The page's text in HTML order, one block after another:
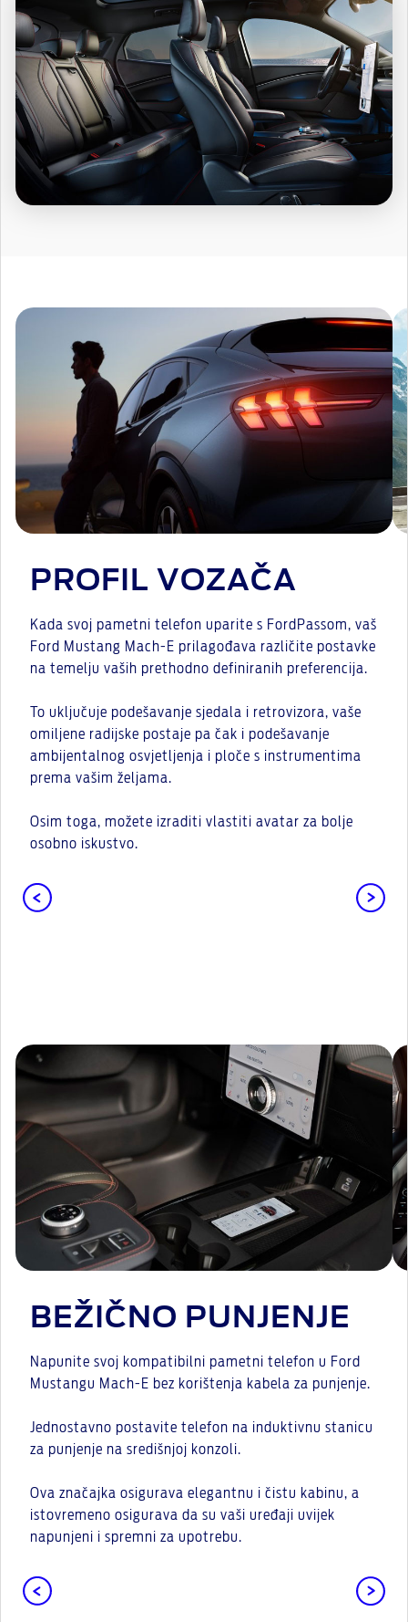
PROFIL VOZAČA
Kada svoj pametni telefon uparite s FordPassom, vaš
Ford Mustang Mach-E prilagođava različite postavke
na temelju vaših prethodno definiranih preferencija.
To uključuje podešavanje sjedala i retrovizora, vaše
omiljene radijske postaje pa čak i podešavanje
ambijentalnog osvjetljenja i ploče s instrumentima
prema vašim željama.
Osim toga, možete izraditi vlastiti avatar za bolje
osobno iskustvo.
BEŽIČNO PUNJENJE
Napunite svoj kompatibilni pametni telefon u Ford
Mustangu Mach-E bez korištenja kabela za punjenje.
Jednostavno postavite telefon na induktivnu stanicu
za punjenje na središnjoj konzoli.
Ova značajka osigurava elegantnu i čistu kabinu, a
istovremeno osigurava da su vaši uređaji uvijek
napunjeni i spremni za upotrebu.